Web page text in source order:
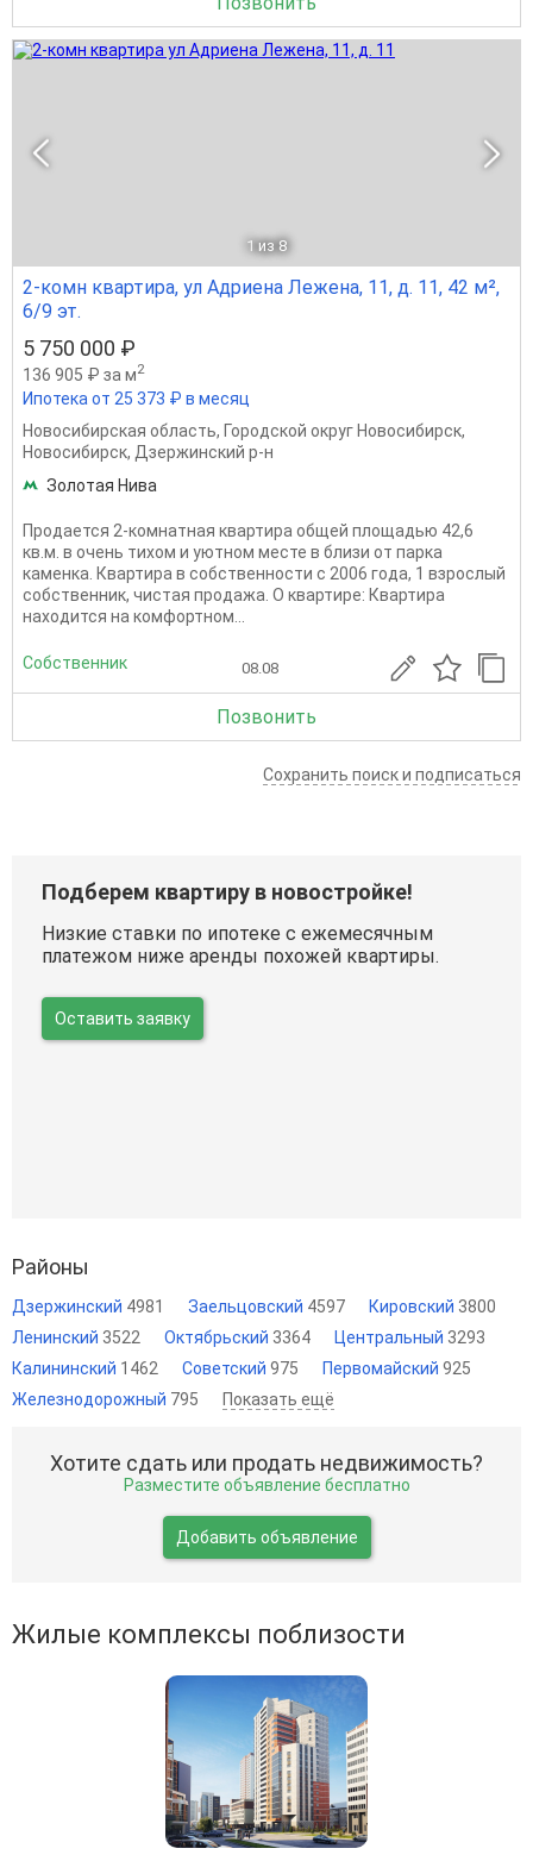
1 из 8
2-комн квартира, ул Адриена Лежена, 11, д. 11, 42 м²,
6/9 эт.
5 750 000 ₽
136 905 ₽ за м2
Ипотека от 25 373 ₽ в месяц
Новосибирская область, Городской округ Новосибирск,
Новосибирск, Дзержинский р-н
Золотая Нива
Продается 2-комнатная квартира общей площадью 42,6
кв.м. в очень тихом и уютном месте в близи от парка
каменка. Квартира в собственности с 2006 года, 1 взрослый
собственник, чистая продажа. О квартире: Квартира
находится на комфортном...
Собственник 08.08
Позвонить
Сохранить поиск и подписаться
Подберем квартиру в новостройке!
Низкие ставки по ипотеке с ежемесячным
платежом ниже аренды похожей квартиры.
Оставить заявку
Районы
Дзержинский 4981 Заельцовский 4597 Кировский 3800
Ленинский 3522 Октябрьский 3364 Центральный 3293
Калининский 1462 Советский 975 Первомайский 925
Железнодорожный 795 Показать ещё
Хотите сдать или продать недвижимость?
Разместите объявление бесплатно
Добавить объявление
Жилые комплексы поблизости